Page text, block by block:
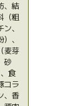
、結
（粗
、
、
麦芽
砂
食
コラ
、香